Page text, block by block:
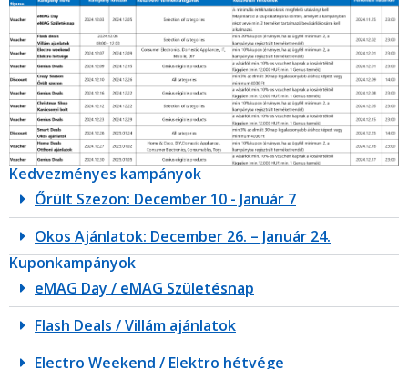
Kedvezményes kampányok
Őrült Szezon: December 10 - Január 7
Okos Ajánlatok: December 26. – Január 24.
Kuponkampányok
eMAG Day / eMAG Születésnap
Flash Deals / Villám ajánlatok
Electro Weekend / Elektro hétvége